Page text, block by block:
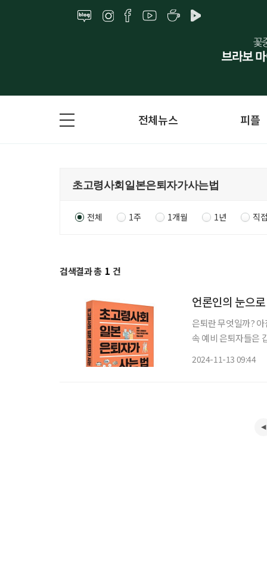
전체뉴스 피플
전체 1주 1개월 1년 직
검색결과 총 1 건
언론인의 눈으
은퇴란 무엇일까?
속 예비 은퇴자들은 갑
2024-11-13 09:44